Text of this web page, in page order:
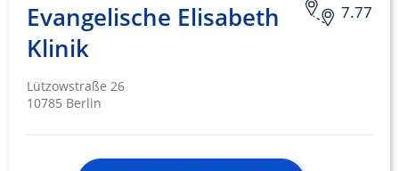
7.77
Evangelische Elisabeth
Klinik
Lützowstraße 26
10785 Berlin